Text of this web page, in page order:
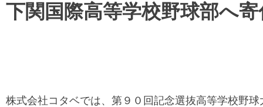
下関国際高等学校野球部へ
株式会社コタベでは、 第９０回記念選抜高等学校野